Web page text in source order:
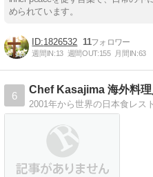
められています。
1826532 11
週間IN:13 週間OUT:155 月間IN:63
6
Chef Kasajima 海外料
2001年から世界の日本食レス